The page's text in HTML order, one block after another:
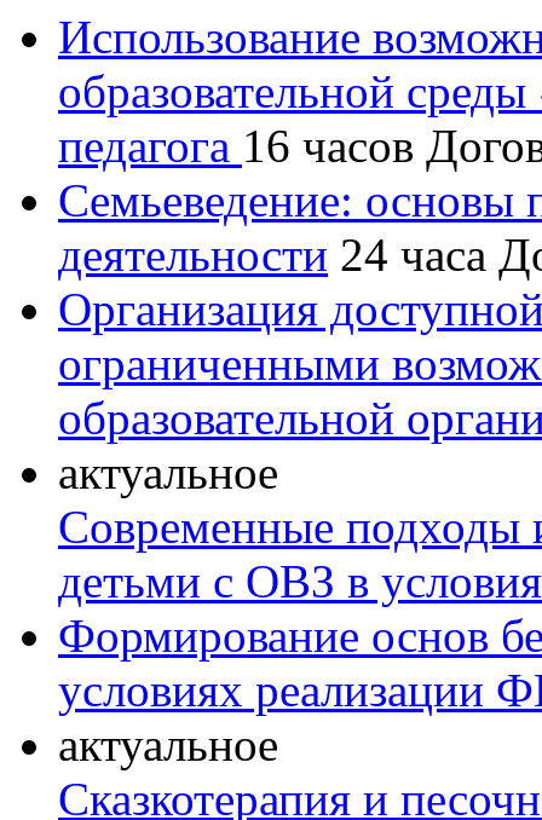
Использование
образовательной
педагога 16 часов
Семьеведение: основы
деятельности 24 часа
Организация
ограниченными
образовательной
актуальное
Современные подходы
детьми с ОВЗ в
Формирование основ
условиях реализации
актуальное
Сказкотерапия и